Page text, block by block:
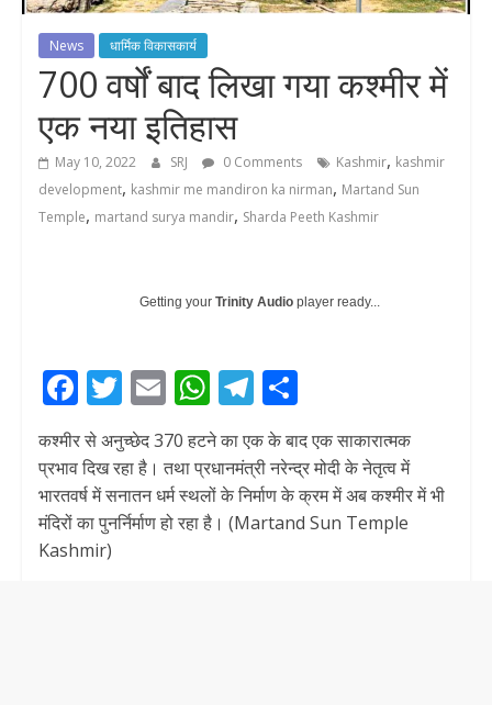
News धार्मिक विकासकार्य
700 वर्षों बाद लिखा गया कश्मीर में
एक नया इतिहास
May 10, 2022 SRJ 0 Comments Kashmir, kashmir
development, kashmir me mandiron ka nirman, Martand Sun
Temple, martand surya mandir, Sharda Peeth Kashmir
Getting your Trinity Audioplayer ready...
F
ac
e
b
o
o
T
w
itt
er
E
m
ai
l
W
h
at
s
A
T
el
e
gr
a
S
ar
e
कश्मीर से अनुच्छेद 370 हटने का एक के बाद एक साकारात्मक
प्रभाव दिख रहा है। तथा प्रधानमंत्री नरेन्द्र मोदी के नेतृत्व में
भारतवर्ष में सनातन धर्म स्थलों के निर्माण के क्रम में अब कश्मीर में भी
मंदिरों का पुनर्निर्माण हो रहा है। (Martand Sun Temple
Kashmir)